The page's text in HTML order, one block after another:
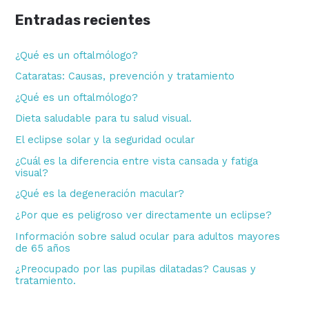
a
p
o
r
:
Entradas recientes
¿Qué es un oftalmólogo?
Cataratas: Causas, prevención y tratamiento
¿Qué es un oftalmólogo?
Dieta saludable para tu salud visual.
El eclipse solar y la seguridad ocular
¿Cuál es la diferencia entre vista cansada y fatiga
visual?
¿Qué es la degeneración macular?
¿Por que es peligroso ver directamente un eclipse?
Información sobre salud ocular para adultos mayores
de 65 años
¿Preocupado por las pupilas dilatadas? Causas y
tratamiento.